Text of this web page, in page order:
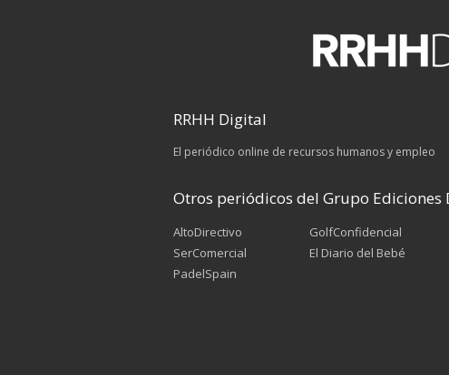
RRHH Digital
El periódico online de recursos humanos y empleo
Otros periódicos del Grupo Ediciones
AltoDirectivo
SerComercial
PadelSpain
GolfConfidencial
El Diario del Bebé